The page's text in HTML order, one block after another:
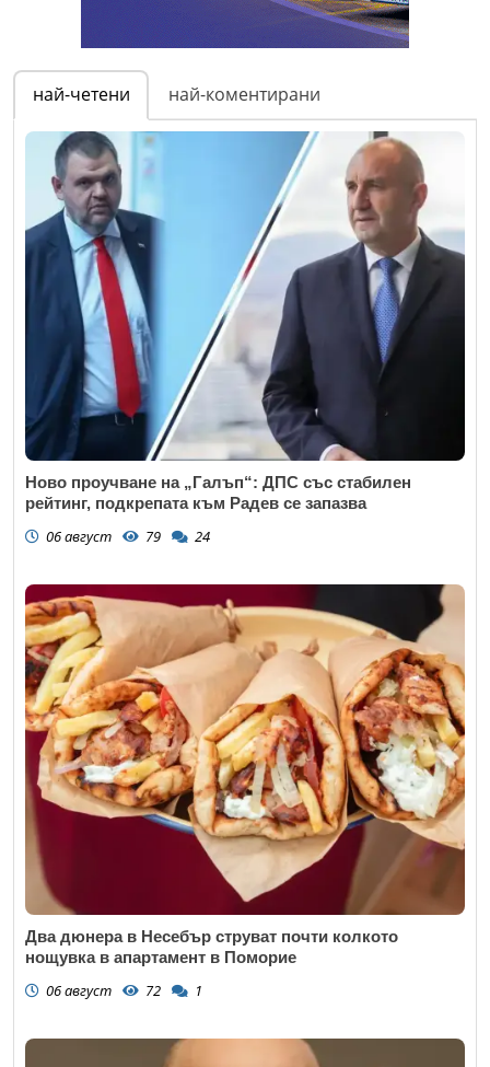
най-четени най-коментирани
Ново проучване на „Галъп“: ДПС със стабилен
рейтинг, подкрепата към Радев се запазва
06 август 79 24
Два дюнера в Несебър струват почти колкото
нощувка в апартамент в Поморие
06 август 72 1